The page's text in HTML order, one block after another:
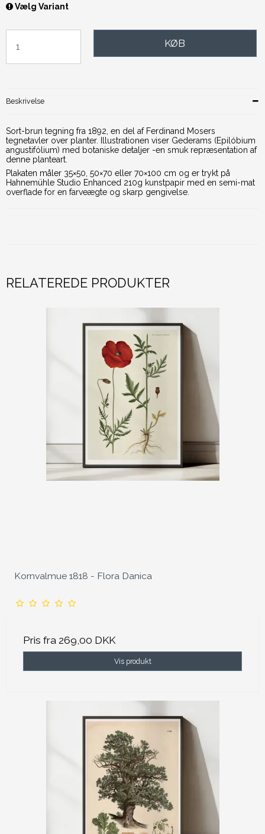
Vælg Variant
KØB
Beskrivelse
Sort-brun tegning fra 1892, en del af Ferdinand Mosers
tegnetavler over planter. Illustrationen viser Gederams (Epilóbium
angustifólium) med botaniske detaljer -en smuk repræsentation af
denne planteart.
Plakaten måler 35×50, 50×70 eller 70×100 cm og er trykt på
Hahnemühle Studio Enhanced 210g kunstpapir med en semi-mat
overflade for en farveægte og skarp gengivelse.
RELATEREDE PRODUKTER
Kornvalmue 1818 - Flora Danica
Pris fra 269,00 DKK
Vis produkt